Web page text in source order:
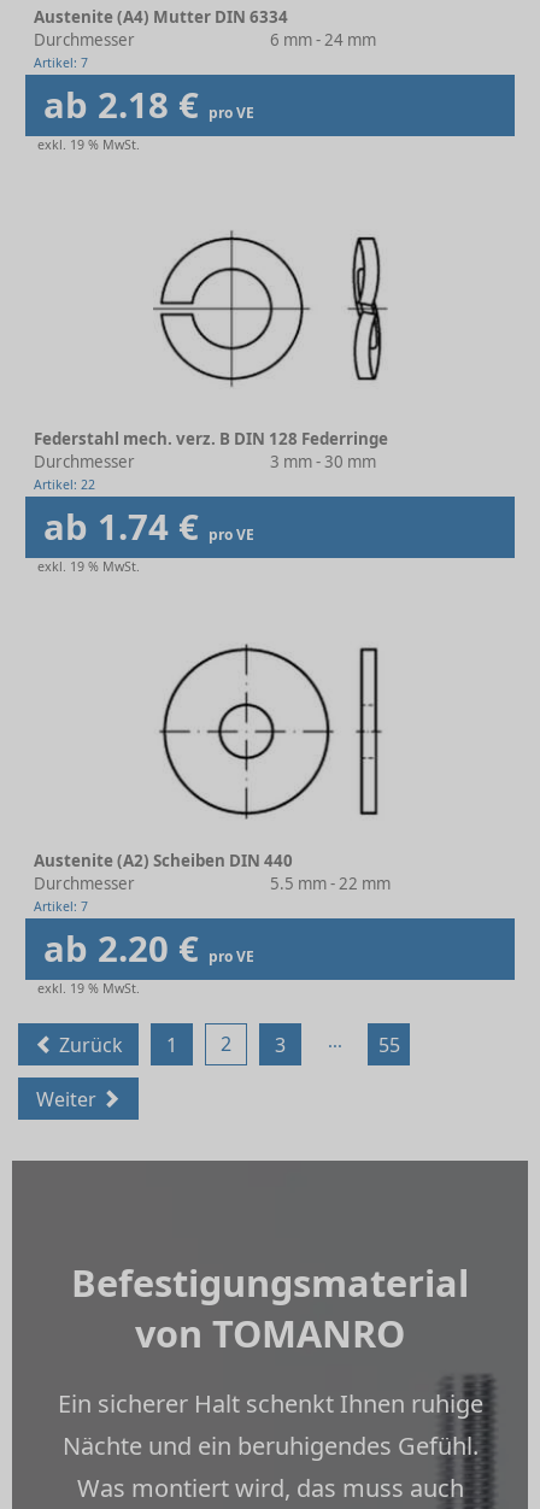
Austenite (A4) Mutter DIN 6334
Durchmesser
6 mm - 24 mm
Artikel: 7
ab 2.18 € pro VE
exkl. 19 % MwSt.
Federstahl mech. verz. B DIN 128 Federringe
Durchmesser
3 mm - 30 mm
Artikel: 22
ab 1.74 € pro VE
exkl. 19 % MwSt.
Austenite (A2) Scheiben DIN 440
Durchmesser
5.5 mm - 22 mm
Artikel: 7
ab 2.20 € pro VE
exkl. 19 % MwSt.
Zurück 1 2 3 ... 55
Weiter
Befestigungsmaterial
von TOMANRO
Ein sicherer Halt schenkt Ihnen ruhige
Nächte und ein beruhigendes Gefühl.
Was montiert wird, das muss auch